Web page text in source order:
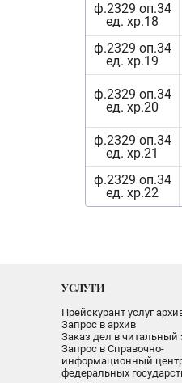
ф.2329 оп.34
ед. хр.18
ф.2329 оп.34
ед. хр.19
ф.2329 оп.34
ед. хр.20
ф.2329 оп.34
ед. хр.21
ф.2329 оп.34
ед. хр.22
УСЛУГИ
Прейскурант услуг
Запрос в архив
Заказ дел в читальный
Запрос в Справочно-
информационный
федеральных